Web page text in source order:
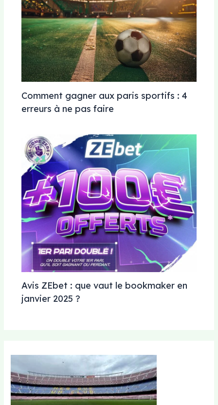
Comment gagner aux paris sportifs : 4
erreurs à ne pas faire
Avis ZEbet : que vaut le bookmaker en
janvier 2025 ?